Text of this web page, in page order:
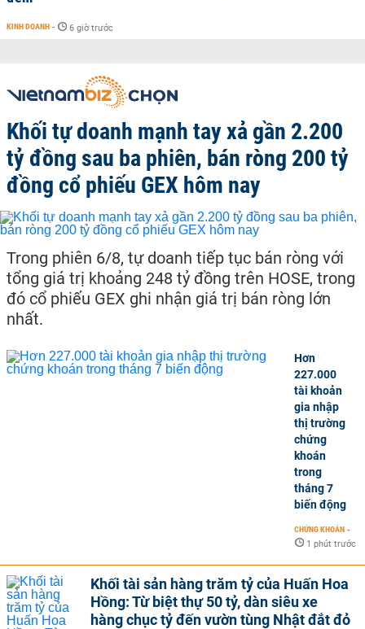
KINH DOANH - 6 giờ trước
Khối tự doanh mạnh tay xả gần 2.200
tỷ đồng sau ba phiên, bán ròng 200 tỷ
đồng cổ phiếu GEX hôm nay
Trong phiên 6/8, tự doanh tiếp tục bán ròng với
tổng giá trị khoảng 248 tỷ đồng trên HOSE, trong
đó cổ phiếu GEX ghi nhận giá trị bán ròng lớn
nhất.
Hơn
227.000
tài khoản
gia nhập
thị trường
chứng
khoán
trong
tháng 7
biến động
CHỨNG KHOÁN -
1 phút trước
Khối tài sản hàng trăm tỷ của Huấn Hoa
Hồng: Từ biệt thự 50 tỷ, dàn siêu xe
hàng chục tỷ đến vườn tùng Nhật đắt đỏ